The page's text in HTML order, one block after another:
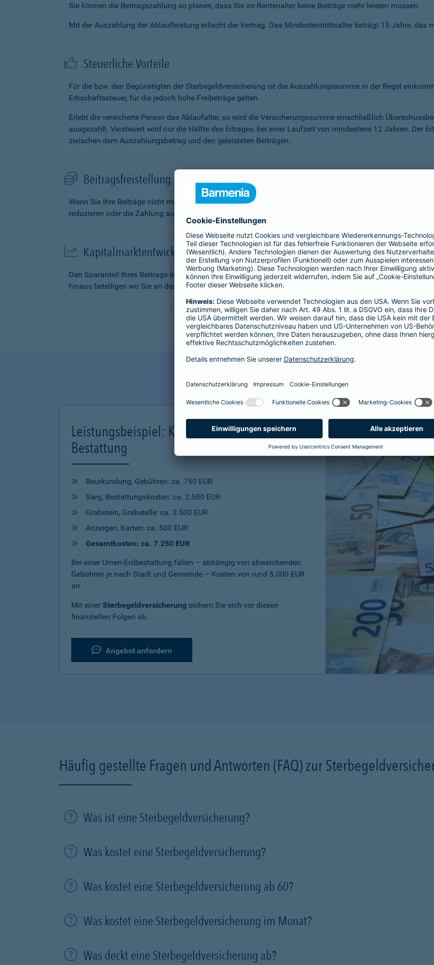
Sie können die Beitragszahlung so planen, dass Sie im Renten­alter keine Beiträge mehr leisten müssen.
Mit der Auszahlung der Ablaufleistung erlischt der Vertrag. Das Mindesteintrittsalter beträgt 15 Jahre, das
Steuerliche Vorteile
Für die bzw. den Begünstigten der Sterbegeldversicherung ist die Auszahlungssumme in der Regel
Erbschaftssteuer, für die jedoch hohe Freibeträge gelten.
Erlebt die versicherte Person das Ablaufalter, so wird die Versicherungssumme ein­schließlich
ausgezahlt. Versteuert wird nur die Hälfte des Ertrages, bei einer Laufzeit von mindestens 12 Jahren. Der
zwischen dem Auszahlungsbetrag und den geleisteten Beiträgen.
Beitragsfreistellung
Wenn Sie Ihre Beiträge nicht mehr zahlen können, haben Sie die Möglichkeit der Beitragsfreistellung. Sie
reduzieren oder die Zahlung aufschieben.
Kapitalmarktentwicklung
Den Sparanteil Ihres Beitrags legen wir für Sie an. Sie erhalten darauf einen Garantiezins – unabhängig
hinaus beteiligen wir Sie an den Überschüssen, die unser Kapitalanlagemanagement erwirtschaftet.
Leistungsbeispiel: Kosten einer traditionellen
Bestattung
Beurkundung, Gebühren: ca. 750 EUR
Sarg, Bestattungskosten: ca. 2.500 EUR
Grabstein, Grabstelle: ca. 3.500 EUR
Anzeigen, Karten: ca. 500 EUR
Gesamtkosten: ca. 7.250 EUR
Bei einer Urnen-Erdbestattung fallen – abhängig von abweichenden
Gebühren je nach Stadt und Gemeinde – Kosten von rund 5.000 EUR
an.
Mit einer Sterbegeldversicherung sichern Sie sich vor diesen
finanziellen Folgen ab.
Angebot anfordern
Häufig gestellte Fragen und Antworten (FAQ) zur
Was ist eine Sterbegeldversicherung?
Was kostet eine Sterbegeldversicherung?
Was kostet eine Sterbegeldversicherung ab 60?
Was kostet eine Sterbegeldversicherung im Monat?
Was deckt eine Sterbegeldversicherung ab?